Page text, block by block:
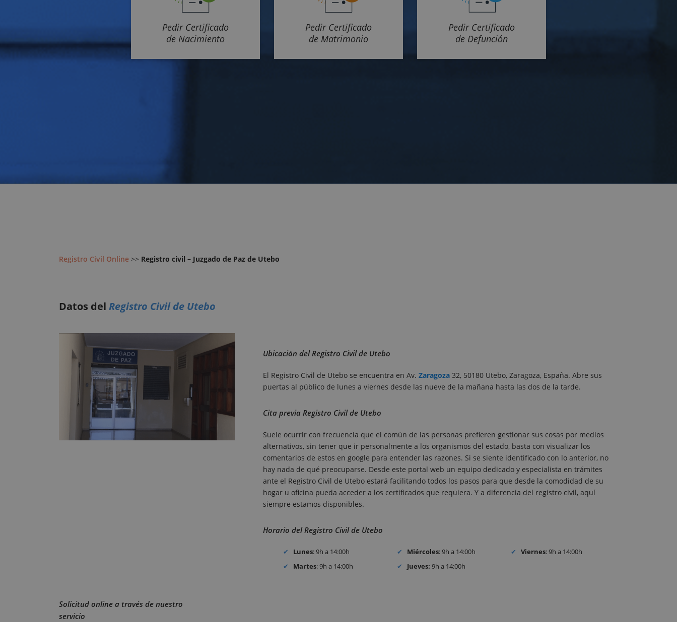
Pedir Certificado
de Nacimiento
Pedir Certificado
de Matrimonio
Pedir Certificado
de Defunción
Registro Civil Online >> Registro civil – Juzgado de Paz de Utebo
Datos del Registro Civil de Utebo
Ubicación del Registro Civil de Utebo
El Registro Civil de Utebo se encuentra en Av. Zaragoza 32, 50180 Utebo, Zaragoza, España. Abre sus
puertas al público de lunes a viernes desde las nueve de la mañana hasta las dos de la tarde.
Cita previa Registro Civil de Utebo
Suele ocurrir con frecuencia que el común de las personas prefieren gestionar sus cosas por medios
alternativos, sin tener que ir personalmente a los organismos del estado, basta con visualizar los
comentarios de estos en google para entender las razones. Si se siente identificado con lo anterior, no
hay nada de qué preocuparse. Desde este portal web un equipo dedicado y especialista en trámites
ante el Registro Civil de Utebo estará facilitando todos los pasos para que desde la comodidad de su
hogar u oficina pueda acceder a los certificados que requiera. Y a diferencia del registro civil, aquí
siempre estamos disponibles.
Horario del Registro Civil de Utebo
Lunes: 9h a 14:00h
Martes: 9h a 14:00h
Miércoles: 9h a 14:00h
Jueves: 9h a 14:00h
Viernes: 9h a 14:00h
Solicitud online a través de nuestro
servicio